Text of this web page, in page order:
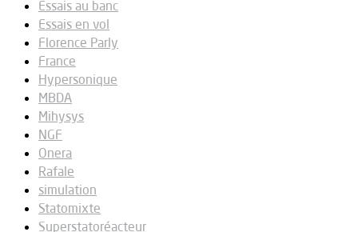
Essais au banc
Essais en vol
Florence Parly
France
Hypersonique
MBDA
Mihysys
NGF
Onera
Rafale
simulation
Statomixte
Superstatoréacteur